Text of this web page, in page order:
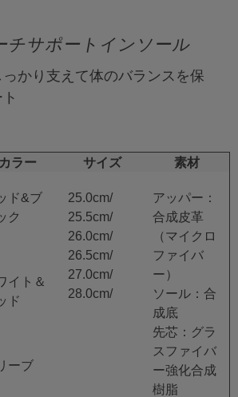
チサポートインソール
かり支えて体のバランスを保
カラー サイズ 素材
ド&ブ
ク
25.0cm/
25.5cm/
26.0cm/
26.5cm/
27.0cm/
28.0cm/
アッパー：
合成皮革
（マイクロ
ファイバ
ー）
ソール：合
成底
先芯：グラ
スファイバ
ー強化合成
樹脂
イト＆
ド
ーブ